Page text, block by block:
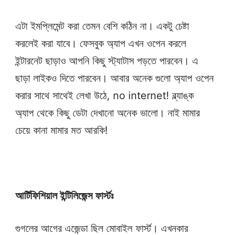
এটা ইমপ্লিমেন্ট করা তেমন বেশি কঠিন না। একটু চেষ্টা
করলেই করা যাবে। ফেসবুক অ্যাপ এখন ওপেন করলে
ইন্টারনেট ছাড়াও আপনি কিছু স্ট্যাটাস পড়তে পারবেন। এ
ছাড়া লাইকও দিতে পারবেন। আবার অনেক গুলো অ্যাপ ওপেন
করার সাথে সাথেই লেখা উঠে, no internet! ব্ল্যাঙ্ক
অ্যাপ থেকে কিছু ডেটা দেখানো অনেক ভালো। নাই মামার
চেয়ে কানা মামার মত আরকি!
আর্টিফিশিয়াল ইন্টিলিজেন্স ফার্স্টঃ
গুগলের আগের এজেন্ডা ছিল মোবাইল ফার্স্ট। এখনকার